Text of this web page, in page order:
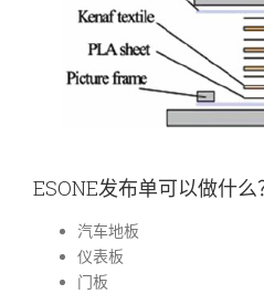
ESONE发布单可以做什么
汽车地板
仪表板
门板